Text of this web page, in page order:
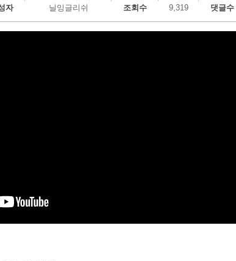
자 닐잉글리쉬 조회수 9,319 댓글수